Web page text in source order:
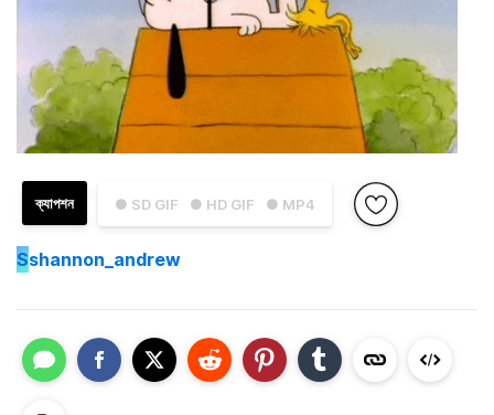
● SD GIF ● HD GIF ● MP4
ক্যাপশন
Sshannon_andrew